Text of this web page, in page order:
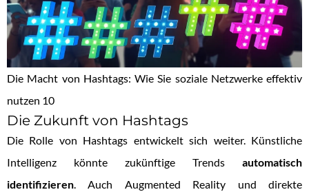
Die Macht von Hashtags: Wie Sie soziale Netzwerke effektiv
nutzen 10
Die Zukunft von Hashtags
Die Rolle von Hashtags entwickelt sich weiter. Künstliche
Intelligenz könnte zukünftige Trends automatisch
identifizieren. Auch Augmented Reality und direkte